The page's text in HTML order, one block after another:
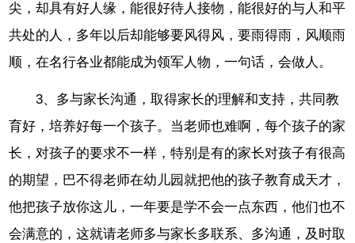
尖，却具有好人缘，能很好待人接物，能很好的与人和平
共处的人，多年以后却能够要风得风，要雨得雨，风顺雨
顺，在名行各业都能成为领军人物，一句话，会做人。
3、多与家长沟通，取得家长的理解和支持，共同教
育好，培养好每一个孩子。当老师也难啊，每个孩子的家
长，对孩子的要求不一样，特别是有的家长对孩子有很高
的期望，巴不得老师在幼儿园就把他的孩子教育成天才，
他把孩子放你这儿，一年要是学不会一点东西，他们也不
会满意的，这就请老师多与家长多联系、多沟通，及时取